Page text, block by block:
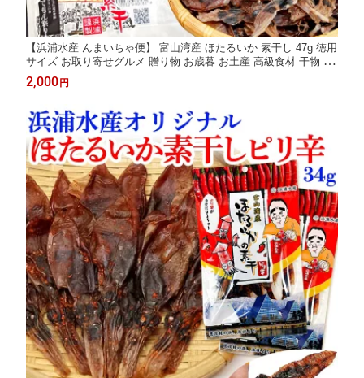
【浜浦水産 んまいちゃ便】 富山湾産 ほたるいか 素干し 47g 徳用
サイズ お取り寄せグルメ 贈り物 お歳暮 お土産 高級食材 干物 ホ
タルイカ 肝入り 無添加 北陸直送 富山 国産 珍味 お中元 御中元
お中元ギフト 富山物産展
2,000 円